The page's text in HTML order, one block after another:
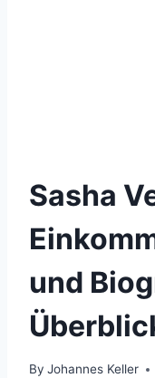
Sasha
und
By Johannes Keller